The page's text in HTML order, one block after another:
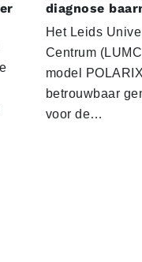
diagnose
Het Leids
Centrum
model
betrouwbaar
voor de…